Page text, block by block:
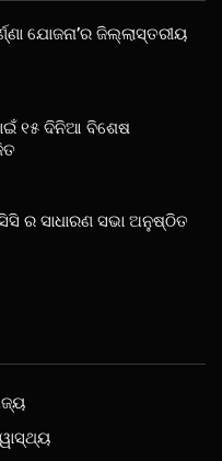
ଯୋଜନା’ର ଜିଲ୍ଲାସ୍ତରୀୟ
୧୫ ଦିନିଆ ବିଶେଷ
ର ସାଧାରଣ ସଭା ଅନୁଷ୍ଠିତ